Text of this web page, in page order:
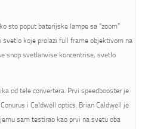
sto poput baterijske lampe sa “zoom”
svetlo koje prolazi full frame objektivom na
snop svetlanvise koncentrise, svetlo
od tele convertera. Prvi speedbooster je
i Caldwell optics. Brian Caldwell je
sam testirao kao prvi na svetu oba